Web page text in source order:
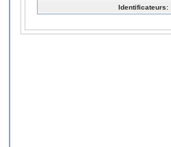
Identificateurs: